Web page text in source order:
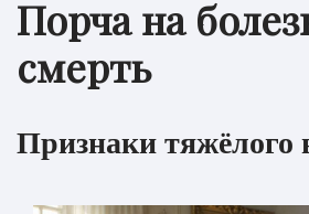
Порча на
смерть
Признаки тяжёлого